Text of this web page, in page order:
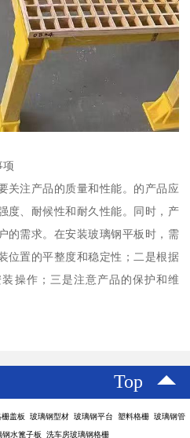
项
关注产品的质量和性能。的产品应
度、耐候性和耐久性能。同时，产
的需求。在安装玻璃钢平板时，需
位置的平整度和稳定性；二是根据
操作；三是注意产品的保护和维
Top
盖板 玻璃钢型材 玻璃钢平台 塑料格栅 玻璃钢管
水篦子板 洗车房玻璃钢格栅